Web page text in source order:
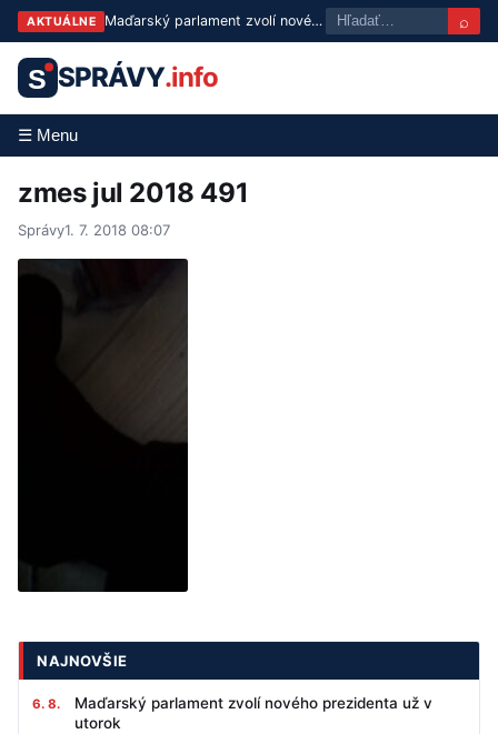
AKTUÁLNE Maďarský parlament zvolí nového prezidenta už v utorok ⌕
S SPRÁVY.info
☰ Menu
zmes jul 2018 491
Správy1. 7. 2018 08:07
NAJNOVŠIE
6. 8.
Maďarský parlament zvolí nového prezidenta už v
utorok